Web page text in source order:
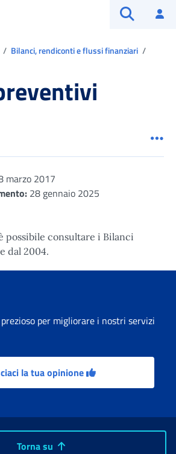
Bilanci, rendiconti e flussi finanziari
marzo 2017
28 gennaio 2025
possibile consultare i Bilanci
dal 2004.
per migliorare i nostri servizi
la tua opinione
Torna su